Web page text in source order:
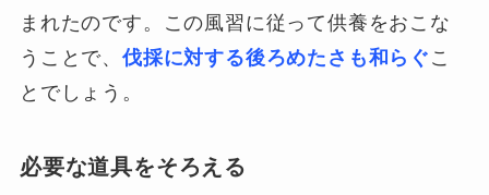
まれたのです。この風習に従って供養をおこな
うことで、 伐採に対する後ろめたさも和らぐ こ
とでしょう。
必要な道具をそろえる